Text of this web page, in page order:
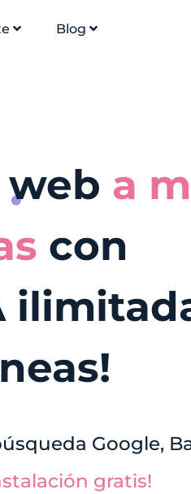
Blog
web a
con
Google,
gratis!